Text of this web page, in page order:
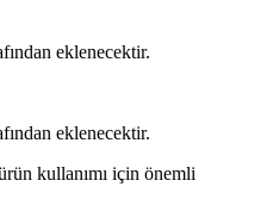
eklenecektir.
eklenecektir.
kullanımı için önemli